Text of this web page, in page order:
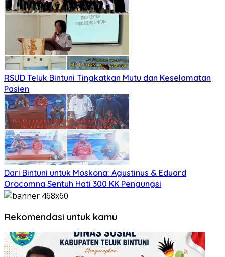
RSUD Teluk Bintuni Tingkatkan Mutu dan Keselamatan
Pasien
Dari Bintuni untuk Moskona: Agustinus & Eduard
Orocomna Sentuh Hati 300 KK Pengungsi
Rekomendasi untuk kamu